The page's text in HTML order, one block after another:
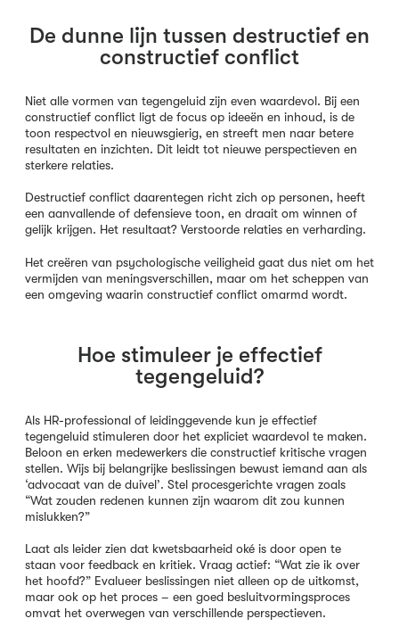
De dunne lijn tussen destructief en
constructief conflict
Niet alle vormen van tegengeluid zijn even waardevol. Bij een
constructief conflict ligt de focus op ideeën en inhoud, is de
toon respectvol en nieuwsgierig, en streeft men naar betere
resultaten en inzichten. Dit leidt tot nieuwe perspectieven en
sterkere relaties.
Destructief conflict daarentegen richt zich op personen, heeft
een aanvallende of defensieve toon, en draait om winnen of
gelijk krijgen. Het resultaat? Verstoorde relaties en verharding.
Het creëren van psychologische veiligheid gaat dus niet om het
vermijden van meningsverschillen, maar om het scheppen van
een omgeving waarin constructief conflict omarmd wordt.
Hoe stimuleer je effectief
tegengeluid?
Als HR-professional of leidinggevende kun je effectief
tegengeluid stimuleren door het expliciet waardevol te maken.
Beloon en erken medewerkers die constructief kritische vragen
stellen. Wijs bij belangrijke beslissingen bewust iemand aan als
‘advocaat van de duivel’. Stel procesgerichte vragen zoals
“Wat zouden redenen kunnen zijn waarom dit zou kunnen
mislukken?”
Laat als leider zien dat kwetsbaarheid oké is door open te
staan voor feedback en kritiek. Vraag actief: “Wat zie ik over
het hoofd?” Evalueer beslissingen niet alleen op de uitkomst,
maar ook op het proces – een goed besluitvormingsproces
omvat het overwegen van verschillende perspectieven.